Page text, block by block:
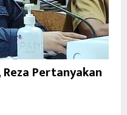
Pertanyakan